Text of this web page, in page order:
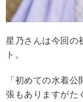
星乃さんは今回の
ト。
「初めての水着
張もありますがた